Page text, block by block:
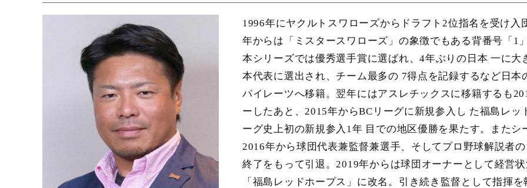
1996年にヤクルトスワローズからドラフト2位指名を受け
年からは「ミスタースワローズ」の象徴でもある背番号「1
本シリーズでは優秀選手賞に選ばれ、4年ぶりの日本 一に大
本代表に選出され、チーム最多の 7得点を記録するなど日
パイレーツへ移籍。翌年にはアスレチックスに移籍するも
ーしたあと、2015年からBCリーグに新規参入し た福島レ
ーグ史上初の新規参入1年 目での地区優勝を果たす。またシ
2016年から球団代表兼監督兼選手、そしてプロ野球解説者
終了をもって引退。2019年からは球団オーナーとして経営
「福島レッドホープス」に改名。引き続き監督として指揮